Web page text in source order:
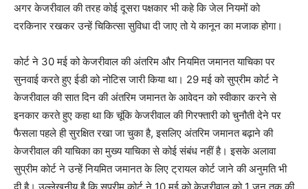
अगर केजरीवाल की तरह कोई दूसरा पक्षकार भी कहे कि जेल नियमों को
दरकिनार रखकर उन्हें चिकित्सा सुविधा दी जाए तो ये कानून का मजाक होगा।
कोर्ट ने 30 मई को केजरीवाल की अंतरिम और नियमित जमानत याचिका पर
सुनवाई करते हुए ईडी को नोटिस जारी किया था। 29 मई को सुप्रीम कोर्ट ने
केजरीवाल की सात दिन की अंतरिम जमानत के आवेदन को स्वीकार करने से
इनकार करते हुए कहा था कि चूंकि केजरीवाल की गिरफ्तारी को चुनौती देने पर
फैसला पहले ही सुरक्षित रखा जा चुका है, इसलिए अंतरिम जमानत बढ़ाने की
केजरीवाल की याचिका का मुख्य याचिका से कोई संबंध नहीं है। इसके अलावा
सुप्रीम कोर्ट ने उन्हें नियमित जमानत के लिए ट्रायल कोर्ट जाने की अनुमति भी
दी है। उल्लेखनीय है कि सुप्रीम कोर्ट ने 10 मई को केजरीवाल को 1 जून तक की